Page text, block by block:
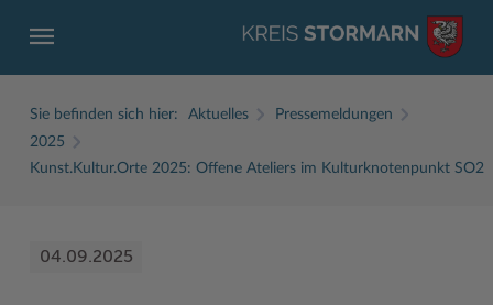
Sie befinden sich hier: Aktuelles
Pressemeldungen
2025
Kunst.Kultur.Orte 2025: Offene Ateliers im Kulturknotenpunkt SO2
04.09.2025